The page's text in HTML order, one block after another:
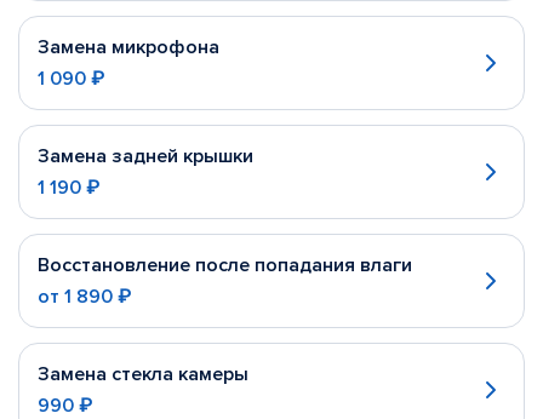
Замена микрофона
1 090 ₽
Замена задней крышки
1 190 ₽
Восстановление после попадания влаги
от 1 890 ₽
Замена стекла камеры
990 ₽